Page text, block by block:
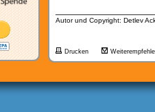
Autor und Copyright: Detlev
Drucken